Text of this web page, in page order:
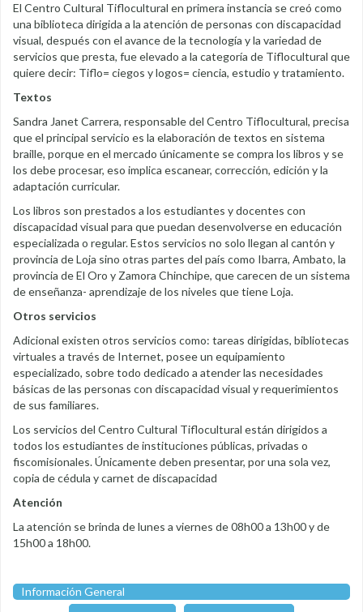
El Centro Cultural Tiflocultural en primera instancia se creó como
una biblioteca dirigida a la atención de personas con discapacidad
visual, después con el avance de la tecnología y la variedad de
servicios que presta, fue elevado a la categoría de Tiflocultural que
quiere decir: Tiflo= ciegos y logos= ciencia, estudio y tratamiento.
Textos
Sandra Janet Carrera, responsable del Centro Tiflocultural, precisa
que el principal servicio es la elaboración de textos en sistema
braille, porque en el mercado únicamente se compra los libros y se
los debe procesar, eso implica escanear, corrección, edición y la
adaptación curricular.
Los libros son prestados a los estudiantes y docentes con
discapacidad visual para que puedan desenvolverse en educación
especializada o regular. Estos servicios no solo llegan al cantón y
provincia de Loja sino otras partes del país como Ibarra, Ambato, la
provincia de El Oro y Zamora Chinchipe, que carecen de un sistema
de enseñanza- aprendizaje de los niveles que tiene Loja.
Otros servicios
Adicional existen otros servicios como: tareas dirigidas, bibliotecas
virtuales a través de Internet, posee un equipamiento
especializado, sobre todo dedicado a atender las necesidades
básicas de las personas con discapacidad visual y requerimientos
de sus familiares.
Los servicios del Centro Cultural Tiflocultural están dirigidos a
todos los estudiantes de instituciones públicas, privadas o
fiscomisionales. Únicamente deben presentar, por una sola vez,
copia de cédula y carnet de discapacidad
Atención
La atención se brinda de lunes a viernes de 08h00 a 13h00 y de
15h00 a 18h00.
Información General